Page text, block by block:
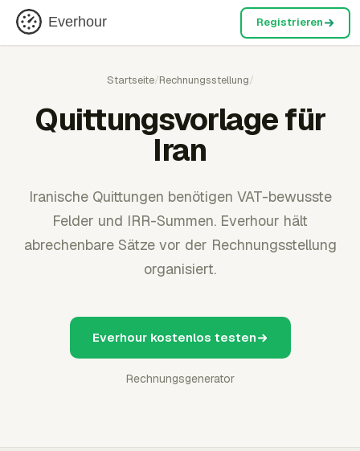
Everhour Registrieren
Startseite/Rechnungsstellung/
Quittungsvorlage für
Iran
Iranische Quittungen benötigen VAT-bewusste
Felder und IRR-Summen. Everhour hält
abrechenbare Sätze vor der Rechnungsstellung
organisiert.
Everhour kostenlos testen
Rechnungsgenerator